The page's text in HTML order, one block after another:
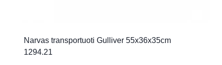
Narvas transportuoti Gulliver 55x36x35cm
1294.21